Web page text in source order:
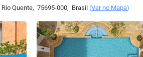
Rio Quente, 75695-000, Brasil (Ver no Mapa)